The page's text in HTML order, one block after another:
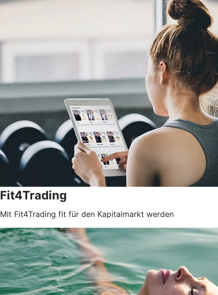
Fit4Trading
Mit Fit4Trading fit für den Kapitalmarkt werden